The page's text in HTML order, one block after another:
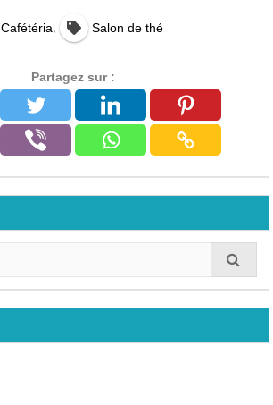
Cafétéria , Salon de thé
Partagez sur :